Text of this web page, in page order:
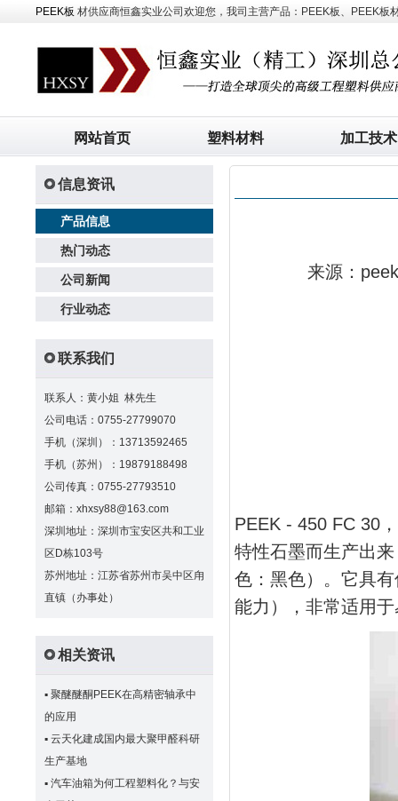
PEEK板 材供应商恒鑫实业公司欢迎您，我司主营产品：PEEK板、PEEK板
网站首页 塑料材料 加工技术
信息资讯
产品信息
热门动态
公司新闻
行业动态
联系我们
联系人：黄小姐 林先生
公司电话：0755-27799070
手机（深圳）：13713592465
手机（苏州）：19879188498
公司传真：0755-27793510
邮箱：xhxsy88@163.com
深圳地址：深圳市宝安区共和工业
区D栋103号
苏州地址：江苏省苏州市吴中区甪
直镇（办事处）
相关资讯
▪ 聚醚醚酮PEEK在高精密轴承中
的应用
▪ 云天化建成国内最大聚甲醛科研
生产基地
▪ 汽车油箱为何工程塑料化？与安
来源：
PEEK - 450 FC 30
特性石墨而生产出来
色：黑色）。它具
能力），非常适用